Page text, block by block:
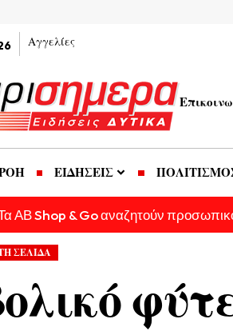
Αγγελίες
ΕΙΔΗΣΕΙΣ
ΑΒ Shop & Go αναζητούν
ΣΕΛΙΔΑ